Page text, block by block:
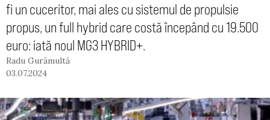
fi un cuceritor, mai ales cu sistemul de propulsie
propus, un full hybrid care costă începând cu 19.500
euro: iată noul MG3 HYBRID+.
Radu Gurămultă
03.07.2024